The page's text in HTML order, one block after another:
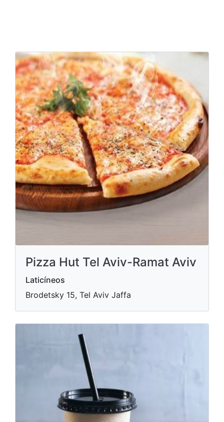
Pizza Hut Tel Aviv-Ramat Aviv
Laticíneos
Brodetsky 15, Tel Aviv Jaffa